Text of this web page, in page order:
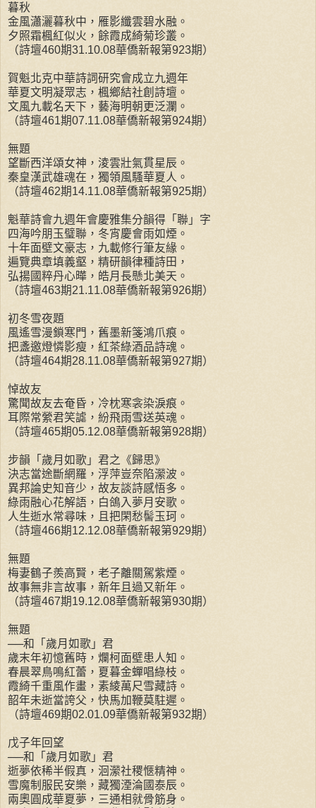
暮秋
金風瀟灑暮秋中，雁影纖雲碧水融。
夕照霜楓紅似火，餘霞成綺菊珍叢。
（詩壇460期31.10.08華僑新報第923期）
賀魁北克中華詩詞研究會成立九週年
華夏文明凝眾志，楓鄉結社創詩壇。
文風九載名天下，藝海明朝更泛瀾。
（詩壇461期07.11.08華僑新報第924期）
無題
望斷西洋頌女神，淩雲壯氣貫星辰。
秦皇漢武雄魂在，獨領風騷華夏人。
（詩壇462期14.11.08華僑新報第925期）
魁華詩會九週年會慶雅集分韻得「聯」字
四海吟朋玉璧聯，冬宵慶會雨如煙。
十年面壁文豪志，九載修行筆友緣。
遍覽典章填義壑，精研韻律種詩田，
弘揚國粹丹心曄，皓月長懸北美天。
（詩壇463期21.11.08華僑新報第926期）
初冬雪夜題
風遙雪漫鎖寒門，舊墨新箋鴻爪痕。
把盞邀燈憐影瘦，紅茶綠酒品詩魂。
（詩壇464期28.11.08華僑新報第927期）
悼故友
驚聞故友去奄昏，冷枕寒衾染淚痕。
耳際常縈君笑謔，紛飛雨雪送英魂。
（詩壇465期05.12.08華僑新報第928期）
步韻「歲月如歌」君之《歸思》
決志當途斷網羅，浮萍豈奈陷瀠波。
異邦論史知音少，故友談詩感悟多。
綠雨融心花解語，白鴿入夢月安歌。
人生逝水常尋味，且把閑愁髻玉珂。
（詩壇466期12.12.08華僑新報第929期）
無題
梅妻鶴子羨高賢，老子離關駕紫煙。
故事無非言故事，新年且過又新年。
（詩壇467期19.12.08華僑新報第930期）
無題
──和「歲月如歌」君
歲末年初憶舊時，爛柯面壁患人知。
春晨翠鳥鳴紅蕾，夏暮金蟬唱綠枝。
霞綺千重風作畫，素綾萬尺雪藏詩。
韶年未逝當誇父，快馬加鞭莫駐遲。
（詩壇469期02.01.09華僑新報第932期）
戊子年回望
──和「歲月如歌」君
逝夢依稀半假真，洄瀠社稷愜精神。
雪魔制服民安樂，藏獨湮淪國泰辰。
兩奧圓成華夏夢，三通相就骨筋身。